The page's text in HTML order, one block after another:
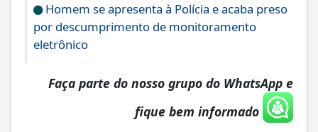
Homem se apresenta à Polícia e acaba preso
por descumprimento de monitoramento
eletrônico
Faça parte do nosso grupo do WhatsApp e
fique bem informado